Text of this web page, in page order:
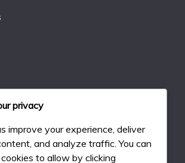
et inconvénients des logements
aux différents logements
privacy
improve your experience, deliver
and analyze traffic. You can
to allow by clicking